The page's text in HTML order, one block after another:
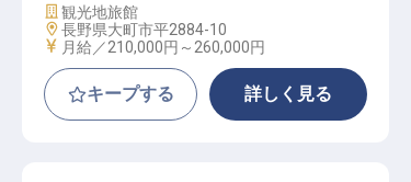
施設業態
観光地旅館
勤務地
長野県大町市平2884-10
給与
月給／210,000円～ 260,000円
キープする 詳しく見る